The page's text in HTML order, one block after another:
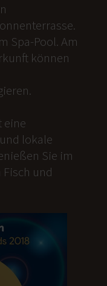
Spa-Pool. Am
können
eine
lokale
Sie im
und